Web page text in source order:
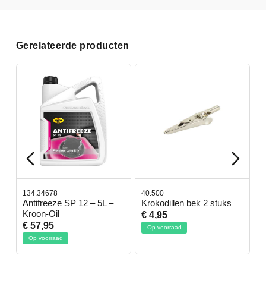
Gerelateerde producten
134.34678
Antifreeze SP 12 – 5L –
Kroon-Oil
€ 57,95
Op voorraad
40.500
Krokodillen bek 2 stuks
€ 4,95
Op voorraad